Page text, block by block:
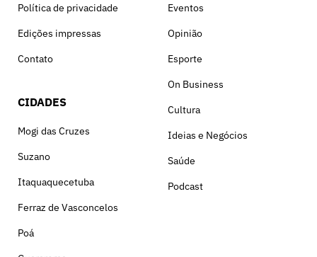
Política de privacidade
Edições impressas
Contato
CIDADES
Mogi das Cruzes
Suzano
Itaquaquecetuba
Ferraz de Vasconcelos
Poá
Eventos
Opinião
Esporte
On Business
Cultura
Ideias e Negócios
Saúde
Podcast